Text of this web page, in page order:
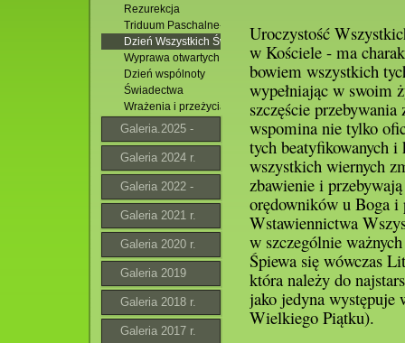
Rezurekcja
Triduum Paschalne- znaczenie
Dzień Wszystkich Świętych
Wyprawa otwartych oczu 2010
Dzień wspólnoty
Świadectwa
Wrażenia i przeżycia z pielgrzymki
Galeria.2025 -
2026
Galeria 2024 r.
Galeria 2022 -
2023 r.
Galeria 2021 r.
Galeria 2020 r.
Galeria 2019
Galeria 2018 r.
Galeria 2017 r.
Uroczystość
w Kościele - ma
bowiem wszystkich
wypełniając w swoim
szczęście
wspomina nie tylko
tych beatyfikowanych i
wszystkich wiernych
zbawienie i
orędowników u Boga i
Wstawiennictwa
w szczególnie
Śpiewa się wówczas
która należy do
jako jedyna
Wielkiego Piątku).